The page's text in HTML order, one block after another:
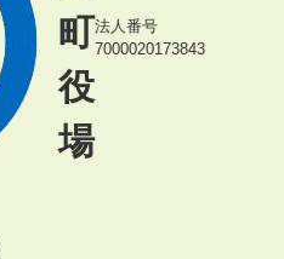
町
役
場
法人番号
7000020173843